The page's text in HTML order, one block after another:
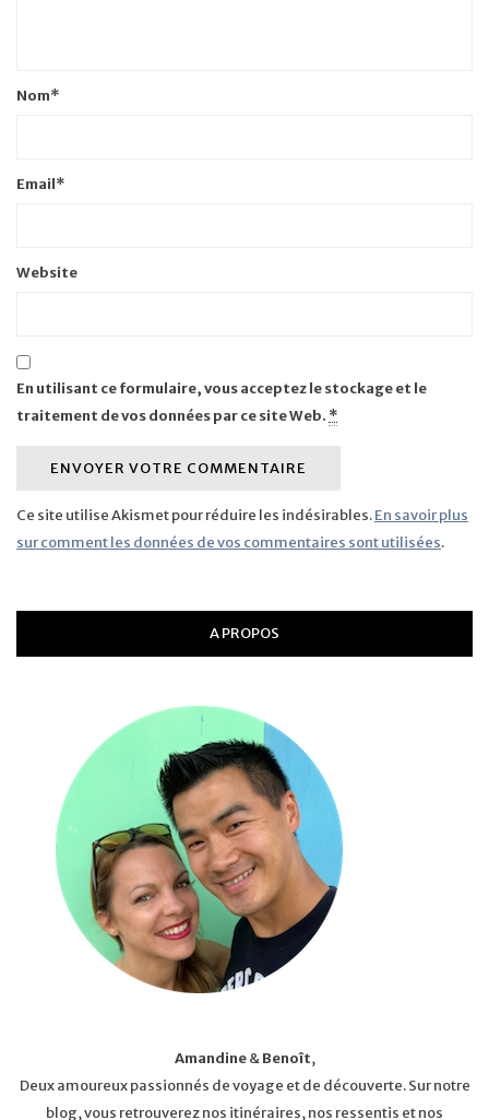
Nom*
Email*
Website
En utilisant ce formulaire, vous acceptez le stockage et le
traitement de vos données par ce site Web. *
Ce site utilise Akismet pour réduire les indésirables.En savoir plus
sur comment les données de vos commentaires sont utilisées.
A PROPOS
Amandine&Benoît,
Deux amoureux passionnés de voyage et de découverte. Sur notre
blog, vous retrouverez nos itinéraires, nos ressentis et nos